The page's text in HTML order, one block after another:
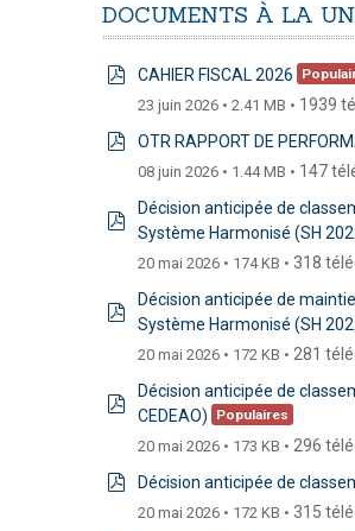
DOCUMENTS À LA
CAHIER FISCAL 2026
23 juin 2026 2.41 MB 1939
OTR RAPPORT DE
08 juin 2026 1.44 MB 147
pdf
Décision anticipée de
Système Harmonisé (SH
20 mai 2026 174 KB 318
pdf
Décision anticipée de
Système Harmonisé (SH
20 mai 2026 172 KB 281
pdf
Décision anticipée de
CEDEAO)
Populaires
20 mai 2026 173 KB 296
Décision anticipée de
20 mai 2026 172 KB 315